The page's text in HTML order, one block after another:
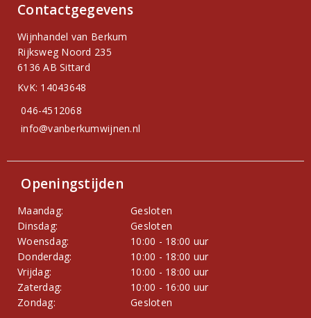
Contactgegevens
Wijnhandel van Berkum
Rijksweg Noord 235
6136 AB Sittard
KvK: 14043648
046-4512068
info@vanberkumwijnen.nl
Openingstijden
Maandag:
Gesloten
Dinsdag:
Gesloten
Woensdag:
10:00 - 18:00 uur
Donderdag:
10:00 - 18:00 uur
Vrijdag:
10:00 - 18:00 uur
Zaterdag:
10:00 - 16:00 uur
Zondag:
Gesloten